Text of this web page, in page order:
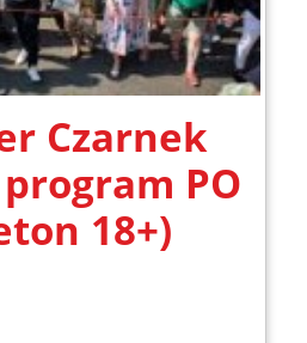
Czarnek
PO
18+)